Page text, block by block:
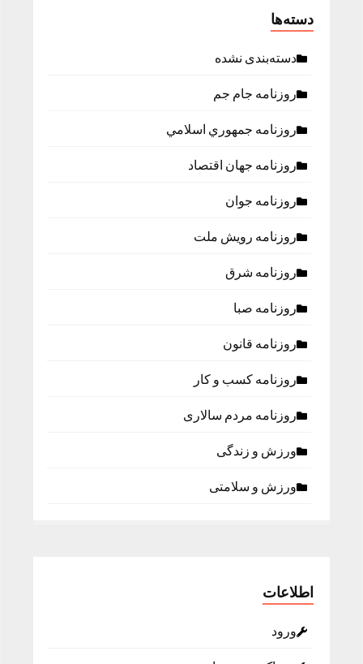
دسته‌ها
دسته‌بندی نشده
روزنامه جام جم
روزنامه جمهوري اسلامي
روزنامه جهان اقتصاد
روزنامه جوان
روزنامه رویش ملت
روزنامه شرق
روزنامه صبا
روزنامه قانون
روزنامه كسب و كار
روزنامه مردم سالاری
ورزش و زندگی
ورزش و سلامتی
اطلاعات
ورود